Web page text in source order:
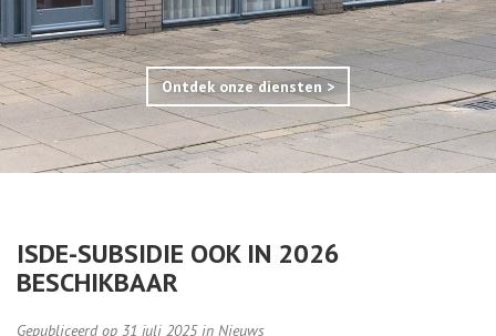
Ontdek onze diensten >
ISDE-SUBSIDIE OOK IN 2026
BESCHIKBAAR
Gepubliceerd op 31 juli 2025 in Nieuws